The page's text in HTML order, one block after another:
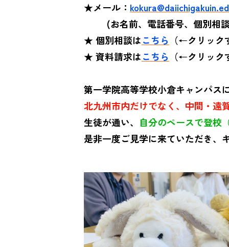
★メール：
(お名前、電話番号、個別相
★個別相談はこちら （←クリック
★資料請求はこちら （←クリック
第一学院高等学校小倉キャンパス
北九州市内だけでなく、中間・遠
生徒が通い、 自分のペースで登校
是非一度ご見学に来ていただき、